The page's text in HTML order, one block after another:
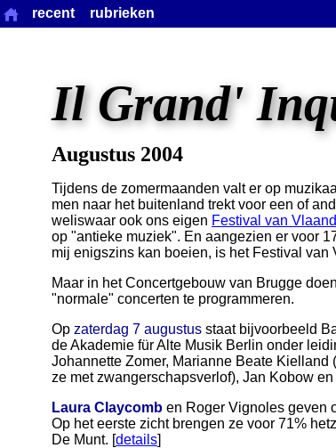
Il Grand'
Augustus 2004
Tijdens de zomermaanden valt er op
men naar het buitenland trekt voor een of
weliswaar ook ons eigen Festival van
op "antieke muziek". En aangezien er voor
mij enigszins kan boeien, is het Festival
Maar in het Concertgebouw van Brugge
"normale" concerten te programmeren.
Op zaterdag 7 augustus staat bijvoorbeeld
de Akademie für Alte Musik Berlin onder
Johannette Zomer, Marianne Beate Kielland
ze met zwangerschapsverlof), Jan Kobow
Laura Claycomb en Roger Vignoles geven
Op het eerste zicht brengen ze voor 71%
De Munt. [details]
recent rubrieken